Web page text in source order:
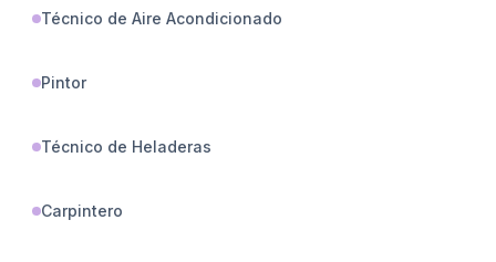
Técnico de Aire Acondicionado
Pintor
Técnico de Heladeras
Carpintero